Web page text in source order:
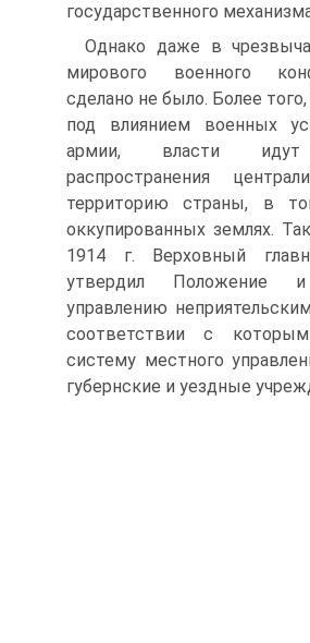
государственного
Однако даже в
мирового военного
сделано не было. Более
под влиянием военных
армии, власти
распространения
территорию страны, в
оккупированных землях.
1914 г. Верховный
утвердил
управлению
соответствии с
систему местного
губернские и уездные